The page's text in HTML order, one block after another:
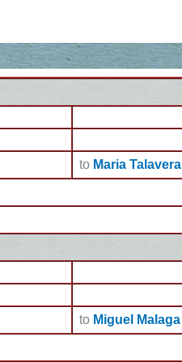
to Maria Talavera
to Miguel Malaga